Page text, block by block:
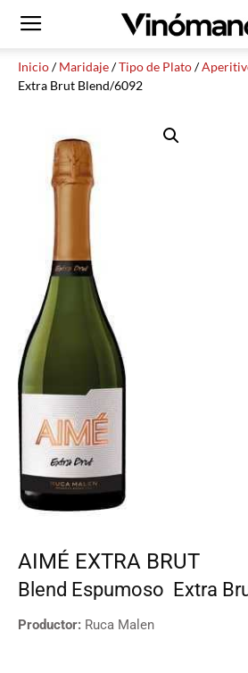
Inicio/Maridaje/Tipo de Plato/
Extra Brut Blend/6092
AIMÉ EXTRA BRUT
Blend Espumoso Extra
Productor: Ruca Malen